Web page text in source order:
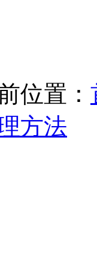
位置：
方法